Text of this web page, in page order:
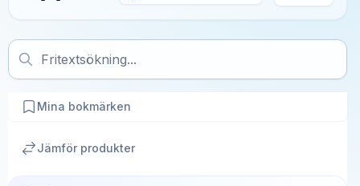
Mina bokmärken
Jämför produkter